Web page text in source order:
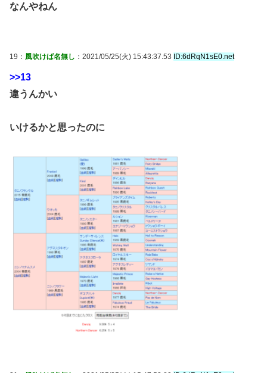
なんやねん
19： 風吹けば名無し ：2021/05/25(火) 15:43:37.53 ID:6dRqN1sE0.net
>>13
違うんかい
いけるかと思ったのに